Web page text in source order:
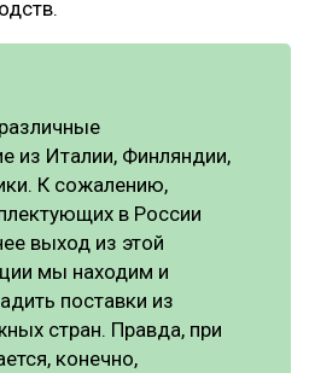
из Италии, Финляндии,
К сожалению,
в России
выход из этой
мы находим и
поставки из
стран. Правда, при
конечно,